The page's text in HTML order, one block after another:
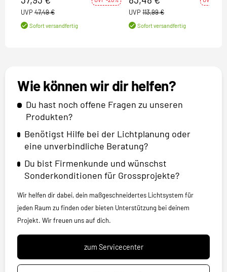
UVP 47,49 €
Sofort versandfertig
UVP 113,99 €
Sofort versandfertig
Wie können wir dir helfen?
Du hast noch offene Fragen zu unseren
Produkten?
Benötigst Hilfe bei der Lichtplanung oder
eine unverbindliche Beratung?
Du bist Firmenkunde und wünschst
Sonderkonditionen für Grossprojekte?
Wir helfen dir dabei, dein maßgeschneidertes Lichtsystem für
jeden Raum zu finden oder bieten Unterstützung bei deinem
Projekt. Wir freuen uns auf dich.
zum Servicecenter